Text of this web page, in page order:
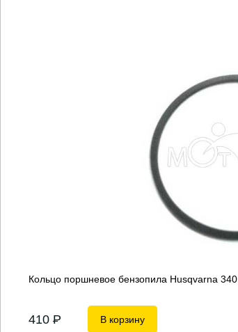
Кольцо поршневое бензопила Husqvarna 340
410 P В корзину